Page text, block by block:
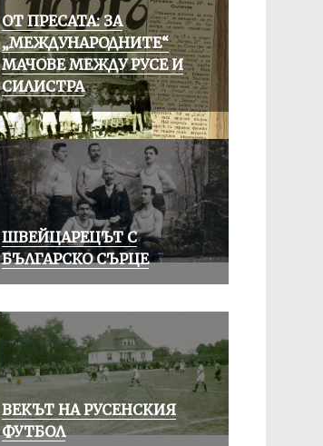
ОТ ПРЕСАТА: ЗА
„МЕЖДУНАРОДНИТЕ“
МАЧОВЕ МЕЖДУ РУСЕ И
СИЛИСТРА
ШВЕЙЦАРЕЦЪТ С
БЪЛГАРСКО СЪРЦЕ
ВЕКЪТ НА РУСЕНСКИЯ
ФУТБОЛ